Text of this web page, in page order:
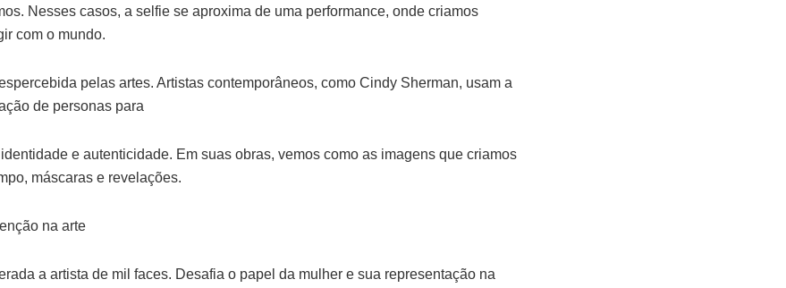
Nesses casos, a selfie se aproxima de uma performance, onde criamos
com o mundo.
pelas artes. Artistas contemporâneos, como Cindy Sherman, usam a
de personas para
e autenticidade. Em suas obras, vemos como as imagens que criamos
máscaras e revelações.
na arte
a artista de mil faces. Desafia o papel da mulher e sua representação na